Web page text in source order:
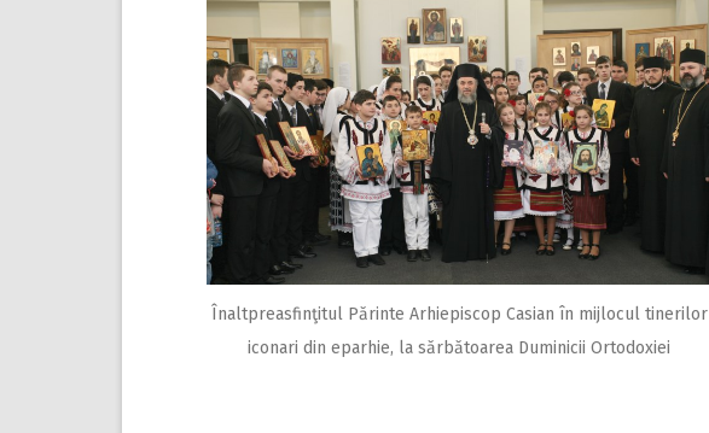
Înaltpreasfinţitul Părinte Arhiepiscop Casian în mijlocul tinerilor
iconari din eparhie, la sărbătoarea Duminicii Ortodoxiei